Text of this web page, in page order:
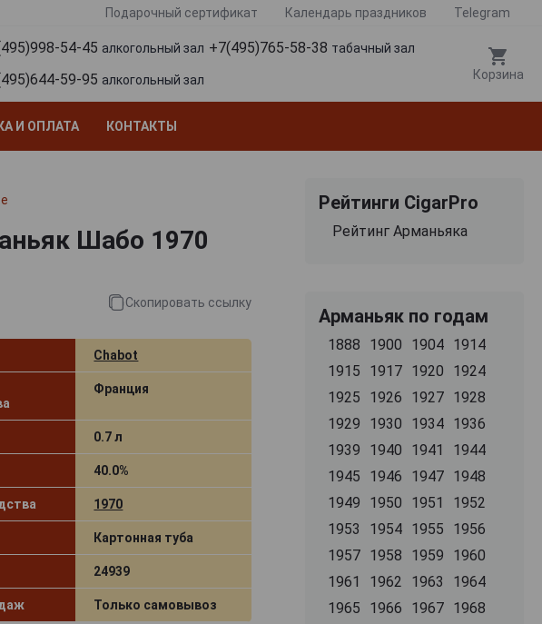
Подарочный сертификат Календарь праздников Telegram
54-45 алкогольный зал +7(495)765-58-38 табачный зал
59-95 алкогольный зал Корзина
И ОПЛАТА КОНТАКТЫ
Шабо 1970
Скопировать ссылку
Chabot
Франция
0.7 л
40.0%
1970
Картонная туба
24939
Только самовывоз
Рейтинги CigarPro
Рейтинг Арманьяка
Арманьяк по годам
1888 1900 1904 1914
1915
1917 1920
1924
1925
1926 1927 1928
1929
1930 1934 1936
1939
1940 1941
1944
1945
1946 1947 1948
1949
1950 1951
1952
1953
1954 1955
1956
1957 1958 1959
1960
1961
1962 1963
1964
1965
1966 1967 1968